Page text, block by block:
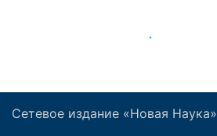
Сетевое издание «Новая Наука»